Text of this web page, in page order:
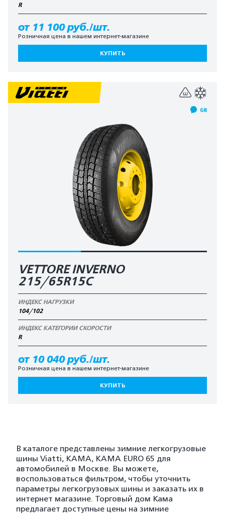
R
от 11 100 руб./шт.
Розничная цена в нашем интернет-магазине
КУПИТЬ
68
VETTORE INVERNO
215/65R15C
ИНДЕКС НАГРУЗКИ
104/102
ИНДЕКС КАТЕГОРИИ СКОРОСТИ
R
от 10 040 руб./шт.
Розничная цена в нашем интернет-магазине
КУПИТЬ
В каталоге представлены зимние легкогрузовые
шины Viatti, KAMA, KAMA EURO 65 для
автомобилей в Москве. Вы можете,
воспользоваться фильтром, чтобы уточнить
параметры легкогрузовых шины и заказать их в
интернет магазине. Торговый дом Кама
предлагает доступные цены на зимние